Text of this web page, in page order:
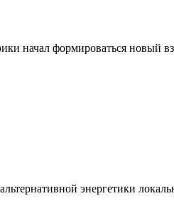
начал формироваться новый
энергетики